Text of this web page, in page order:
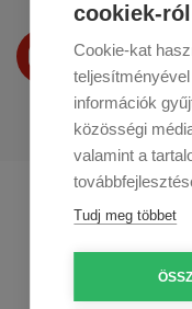
Termékeinket
a
cookiek-ról
Cookie-kat
információk
közösségi
valamint a
Tudj meg többet